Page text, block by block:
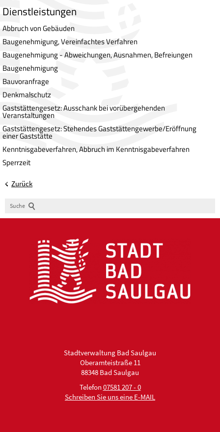
Dienstleistungen
Abbruch von Gebäuden
Baugenehmigung, Vereinfachtes Verfahren
Baugenehmigung - Abweichungen, Ausnahmen, Befreiungen
Baugenehmigung
Bauvoranfrage
Denkmalschutz
Gaststättengesetz: Ausschank bei vorübergehenden
Veranstaltungen
Gaststättengesetz: Stehendes Gaststättengewerbe/Eröffnung
einer Gaststätte
Kenntnisgabeverfahren, Abbruch im Kenntnisgabeverfahren
Sperrzeit
Zurück
Suche
Stadtverwaltung Bad Saulgau
Oberamteistraße 11
88348 Bad Saulgau
Telefon 07581 207 - 0
Schreiben Sie uns eine E-MAIL